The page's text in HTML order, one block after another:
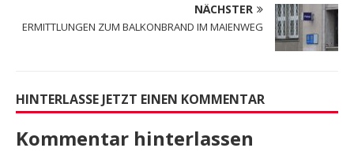
NÄCHSTER
ERMITTLUNGEN ZUM BALKONBRAND IM MAIENWEG
HINTERLASSE JETZT EINEN KOMMENTAR
Kommentar hinterlassen